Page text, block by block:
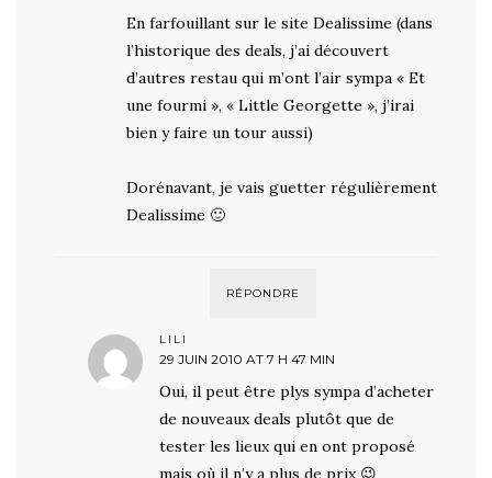
En farfouillant sur le site Dealissime (dans
l’historique des deals, j’ai découvert
d’autres restau qui m’ont l’air sympa « Et
une fourmi », « Little Georgette », j’irai
bien y faire un tour aussi)
Dorénavant, je vais guetter régulièrement
Dealissime 🙂
RÉPONDRE
LILI
29 JUIN 2010 AT 7 H 47 MIN
Oui, il peut être plys sympa d’acheter
de nouveaux deals plutôt que de
tester les lieux qui en ont proposé
mais où il n’y a plus de prix 😉